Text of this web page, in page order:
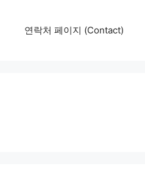
연락처 페이지 (Contact)